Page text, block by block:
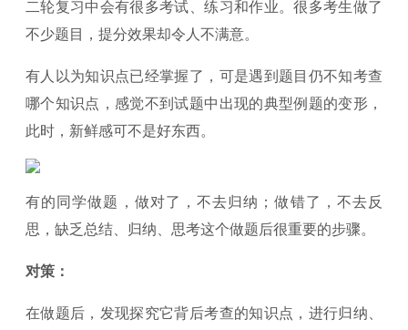
二轮复习中会有很多考试、练习和作业。很多考生做了
不少题目，提分效果却令人不满意。
有人以为知识点已经掌握了，可是遇到题目仍不知考查
哪个知识点，感觉不到试题中出现的典型例题的变形，
此时，新鲜感可不是好东西。
有的同学做题，做对了，不去归纳；做错了，不去反
思，缺乏总结、归纳、思考这个做题后很重要的步骤。
对策：
在做题后，发现探究它背后考查的知识点，进行归纳、